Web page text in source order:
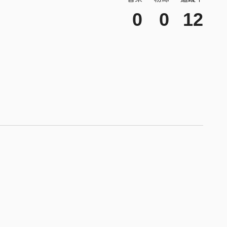
0 0 12